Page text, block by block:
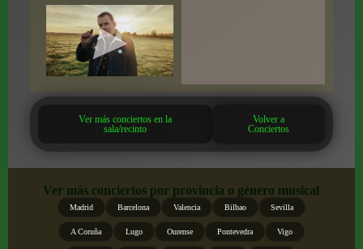
Ver más conciertos en la
sala/recinto
Volver a
Conciertos
Ver más conciertos por provincia o género musical
Madrid Barcelona Valencia Bilbao Sevilla
A Coruña Lugo Ourense Pontevedra Vigo